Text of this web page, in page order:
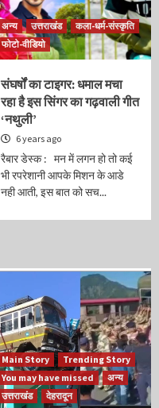
अन्य उत्तराखंड
कला-धर्म-संस्कृति
फोटो-वीडियो
संघर्षों का टाइगर: धमाल मचा
रहा है इस सिंगर का गढ़वाली गीत
‘नथुली’
6 years ago
रैबार डेस्क : मन में लगन हो तो कई
भी रपरेशानी आपके मिशन के आडे
नही आती, इस बात को सच...
Main Story
Trending Story
You may have missed
अन्य
उत्तराखंड
देहरादून